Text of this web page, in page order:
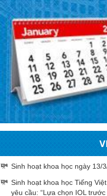
Sinh hoạt khoa học ngày 13/
Sinh hoạt khoa học Tiếng
yêu cầu: “Lựa chọn IOL